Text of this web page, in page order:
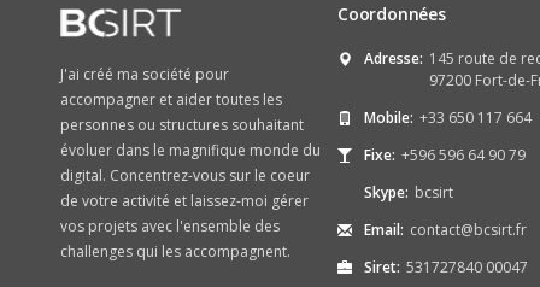
J'ai créé ma société pour
accompagner et aider toutes les
personnes ou structures souhaitant
évoluer dans le magnifique monde du
digital. Concentrez-vous sur le coeur
de votre activité et laissez-moi gérer
vos projets avec l'ensemble des
challenges qui les accompagnent.
Coordonnées
Adresse: 145 route de
97200 Fort-de-
Mobile: +33 650 117 664
Fixe: +596 596 64 90 79
Skype: bcsirt
Email: contact@bcsirt.fr
Siret: 531727840 00047